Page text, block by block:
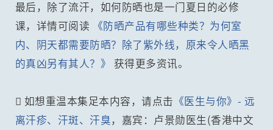
最后，除了流汗，如何防晒也是一门夏日的必修
课，详情可阅读 《防晒产品有哪些种类？为何室
内、阴天都需要防晒？除了紫外线，原来令人晒黑
的真凶另有其人？》 获得更多资讯。
 如想重温本集足本内容，请点击 《医生与你》- 远
离汗疹、汗斑、汗臭，嘉宾：卢景勋医生(香港中文